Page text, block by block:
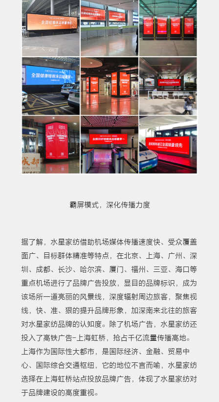
霸屏模式，深化传播力度
据了解，水星家纺借助机场媒体传播速度快、受众覆盖
面广、目标群体精准等特点，在北京、上海、广州、深
圳、成都、长沙、哈尔滨、厦门、福州、三亚、海口等
重点机场进行了品牌广告投放，显目的品牌标识，成为
该场所一道亮丽的风景线，深度辐射周边旅客，聚焦视
线，快、准、狠的提升品牌形象，加深南来北往的旅客
对水星家纺品牌的认知度。除了机场广告，水星家纺还
投入了高铁广告-上海虹桥，抢占千亿流量传播高地。
上海作为国际性大都市，是国际经济、金融、贸易中
心、国际综合交通枢纽，它的地位不言而喻，水星家纺
选择在上海虹桥站点投放品牌广告，体现了水星家纺对
于品牌建设的高度重视。